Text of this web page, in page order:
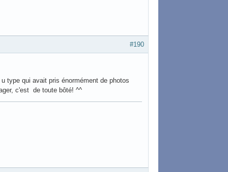
#190
type qui avait pris énormément de photos
c'est de toute bôté! ^^